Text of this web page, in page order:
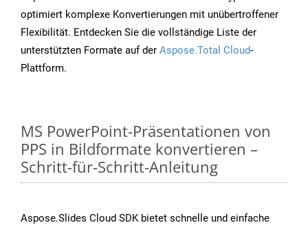
optimiert komplexe Konvertierungen mit unübertroffener
Flexibilität. Entdecken Sie die vollständige Liste der
unterstützten Formate auf der Aspose.Total Cloud-
Plattform.
MS PowerPoint-Präsentationen von
PPS in Bildformate konvertieren –
Schritt-für-Schritt-Anleitung
Aspose.Slides Cloud SDK bietet schnelle und einfache